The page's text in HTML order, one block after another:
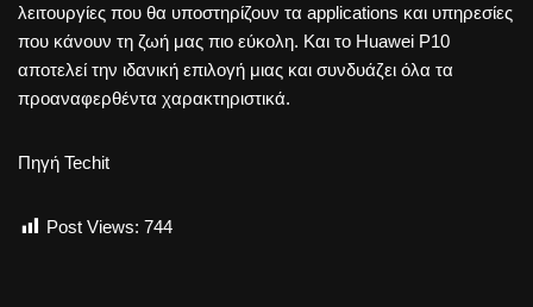
λειτουργίες που θα υποστηρίζουν τα applications και υπηρεσίες
που κάνουν τη ζωή μας πιο εύκολη. Και το Huawei P10
αποτελεί την ιδανική επιλογή μιας και συνδυάζει όλα τα
προαναφερθέντα χαρακτηριστικά.
Πηγή Techit
Post Views: 744